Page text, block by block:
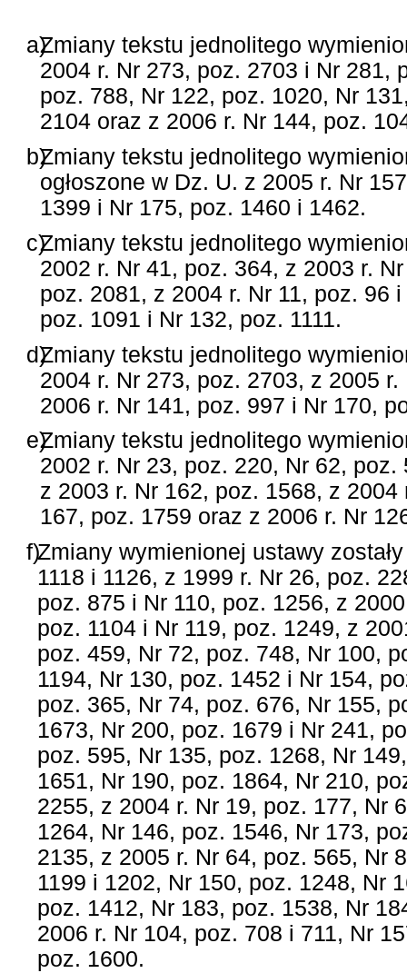
a)Zmiany tekstu jednolitego
2004 r. Nr 273, poz. 2703 i Nr 281,
poz. 788, Nr 122, poz. 1020, Nr
2104 oraz z 2006 r. Nr 144, poz.
b)Zmiany tekstu jednolitego
ogłoszone w Dz. U. z 2005 r. Nr
1399 i Nr 175, poz. 1460 i 1462.
c)Zmiany tekstu jednolitego
2002 r. Nr 41, poz. 364, z 2003 r.
poz. 2081, z 2004 r. Nr 11, poz. 96
poz. 1091 i Nr 132, poz. 1111.
d)Zmiany tekstu jednolitego
2004 r. Nr 273, poz. 2703, z 2005
2006 r. Nr 141, poz. 997 i Nr 170,
e)Zmiany tekstu jednolitego
2002 r. Nr 23, poz. 220, Nr 62,
z 2003 r. Nr 162, poz. 1568, z
167, poz. 1759 oraz z 2006 r. Nr
f)Zmiany wymienionej ustawy
1118 i 1126, z 1999 r. Nr 26, poz.
poz. 875 i Nr 110, poz. 1256, z
poz. 1104 i Nr 119, poz. 1249, z
poz. 459, Nr 72, poz. 748, Nr 100,
1194, Nr 130, poz. 1452 i Nr 154,
poz. 365, Nr 74, poz. 676, Nr 155,
1673, Nr 200, poz. 1679 i Nr 241,
poz. 595, Nr 135, poz. 1268, Nr
1651, Nr 190, poz. 1864, Nr 210,
2255, z 2004 r. Nr 19, poz. 177, Nr
1264, Nr 146, poz. 1546, Nr 173,
2135, z 2005 r. Nr 64, poz. 565, Nr
1199 i 1202, Nr 150, poz. 1248, Nr
poz. 1412, Nr 183, poz. 1538, Nr
2006 r. Nr 104, poz. 708 i 711, Nr
poz. 1600.